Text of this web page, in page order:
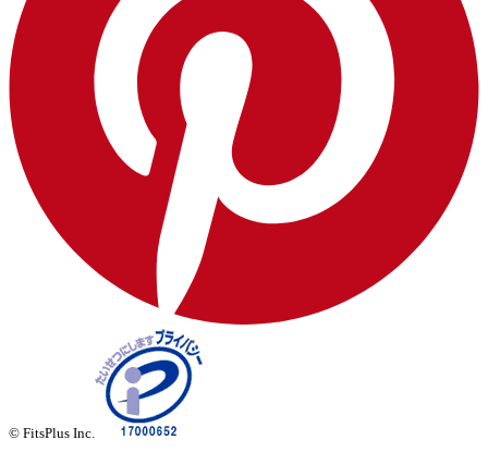
© FitsPlus Inc.